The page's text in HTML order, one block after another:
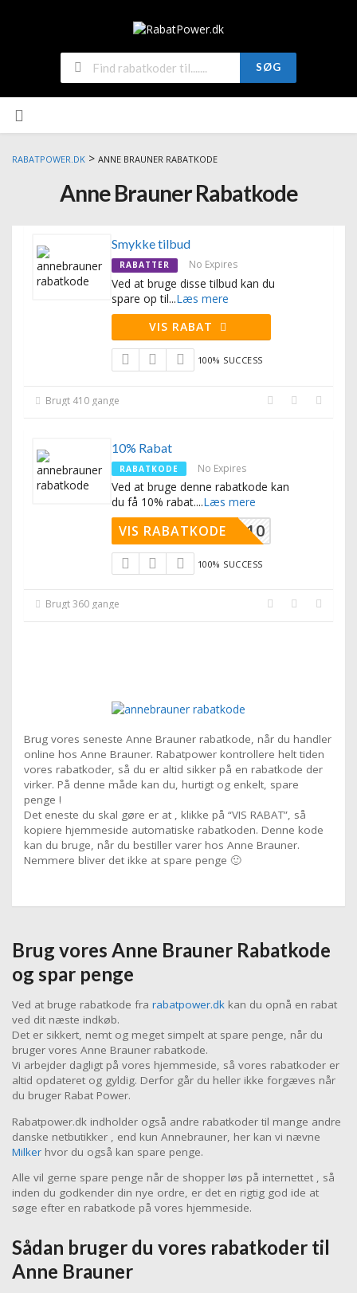
SØG
RABATPOWER.DK > ANNE BRAUNER RABATKODE
Anne Brauner Rabatkode
Smykke tilbud
RABATTER No Expires
Ved at bruge disse tilbud kan du
spare op til...Læs mere
VIS RABAT
100% SUCCESS
Brugt 410 gange
10% Rabat
RABATKODE No Expires
Ved at bruge denne rabatkode kan
du få 10% rabat....Læs mere
VIP10
VIS RABATKODE
100% SUCCESS
Brugt 360 gange
Brug vores seneste Anne Brauner rabatkode, når du handler
online hos Anne Brauner. Rabatpower kontrollere helt tiden
vores rabatkoder, så du er altid sikker på en rabatkode der
virker. På denne måde kan du, hurtigt og enkelt, spare
penge !
Det eneste du skal gøre er at , klikke på “VIS RABAT”, så
kopiere hjemmeside automatiske rabatkoden. Denne kode
kan du bruge, når du bestiller varer hos Anne Brauner.
Nemmere bliver det ikke at spare penge 🙂
Brug vores Anne Brauner Rabatkode
og spar penge
Ved at bruge rabatkode fra rabatpower.dk kan du opnå en rabat
ved dit næste indkøb.
Det er sikkert, nemt og meget simpelt at spare penge, når du
bruger vores Anne Brauner rabatkode.
Vi arbejder dagligt på vores hjemmeside, så vores rabatkoder er
altid opdateret og gyldig. Derfor går du heller ikke forgæves når
du bruger Rabat Power.
Rabatpower.dk indholder også andre rabatkoder til mange andre
danske netbutikker , end kun Annebrauner, her kan vi nævne
Milker hvor du også kan spare penge.
Alle vil gerne spare penge når de shopper løs på internettet , så
inden du godkender din nye ordre, er det en rigtig god ide at
søge efter en rabatkode på vores hjemmeside.
Sådan bruger du vores rabatkoder til
Anne Brauner